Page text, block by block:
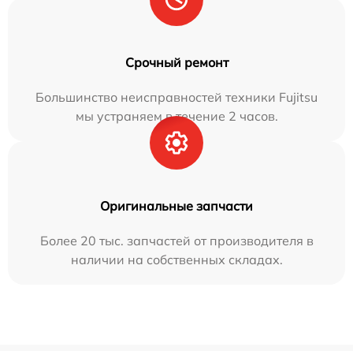
Срочный ремонт
Большинство неисправностей техники Fujitsu
мы устраняем в течение 2 часов.
Оригинальные запчасти
Более 20 тыс. запчастей от производителя в
наличии на собственных складах.